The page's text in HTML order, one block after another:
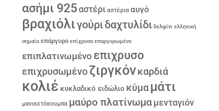
ασήμι 925αστέρι αστέρια αυγό
βραχιόλιγούριδαχτυλίδι δελφίνι ελληνική
σημαία επάργυρο επίχρυσα επαργυρωμένο
επιπλατινωμένο επιχρυσο
επιχρυσωμένοζιργκόνκαρδιά
κολιέ κυκλαδικό ειδώλιο κύμα μάτι
μανικετόκουμπα μαύρο πλατίνωμα μενταγιόν